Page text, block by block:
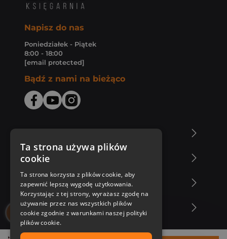
Napisz do nas
Poniedziałek - Piątek
8:00 - 18:00
[email protected]
Bądź z nami na bieżąco
Zakupy u nas
Nasza oferta
Nasi autorzy
Ta strona używa plików
cookie
Ta strona korzysta z plików cookie, aby
zapewnić lepszą wygodę użytkowania.
Korzystając z tej strony, wyrażasz zgodę na
używanie przez nas wszystkich plików
cookie zgodnie z warunkami naszej polityki
plików cookie.